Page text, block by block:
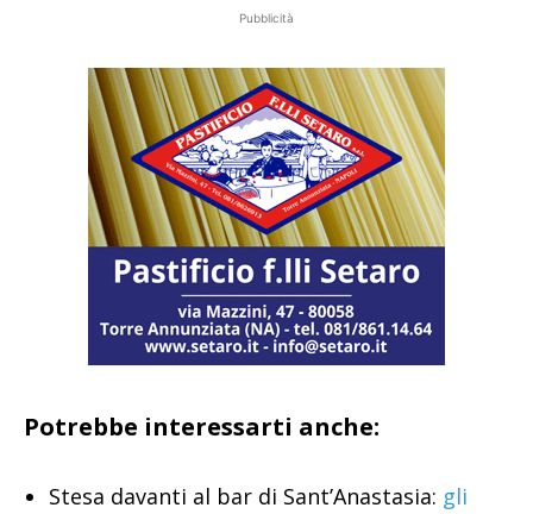
Pubblicità
Potrebbe interessarti anche:
Stesa davanti al bar di Sant’Anastasia: gli